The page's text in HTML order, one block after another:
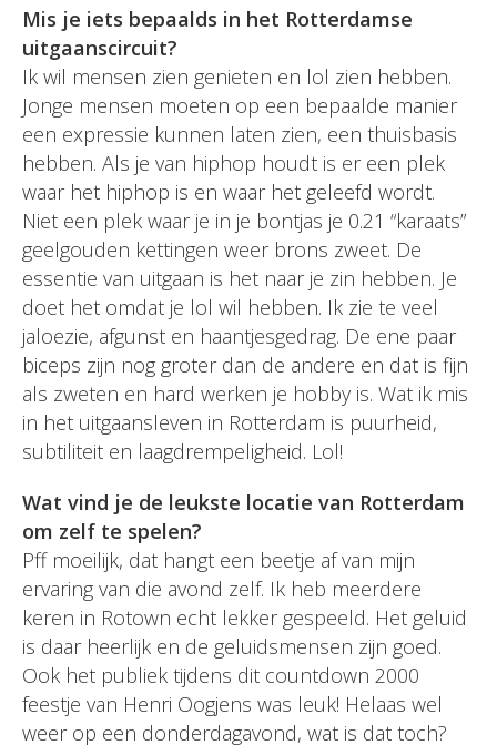
Mis je iets bepaalds in het Rotterdamse
uitgaanscircuit?
Ik wil mensen zien genieten en lol zien hebben.
Jonge mensen moeten op een bepaalde manier
een expressie kunnen laten zien, een thuisbasis
hebben. Als je van hiphop houdt is er een plek
waar het hiphop is en waar het geleefd wordt.
Niet een plek waar je in je bontjas je 0.21 “karaats”
geelgouden kettingen weer brons zweet. De
essentie van uitgaan is het naar je zin hebben. Je
doet het omdat je lol wil hebben. Ik zie te veel
jaloezie, afgunst en haantjesgedrag. De ene paar
biceps zijn nog groter dan de andere en dat is fijn
als zweten en hard werken je hobby is. Wat ik mis
in het uitgaansleven in Rotterdam is puurheid,
subtiliteit en laagdrempeligheid. Lol!
Wat vind je de leukste locatie van Rotterdam
om zelf te spelen?
Pff moeilijk, dat hangt een beetje af van mijn
ervaring van die avond zelf. Ik heb meerdere
keren in Rotown echt lekker gespeeld. Het geluid
is daar heerlijk en de geluidsmensen zijn goed.
Ook het publiek tijdens dit countdown 2000
feestje van Henri Oogjens was leuk! Helaas wel
weer op een donderdagavond, wat is dat toch?